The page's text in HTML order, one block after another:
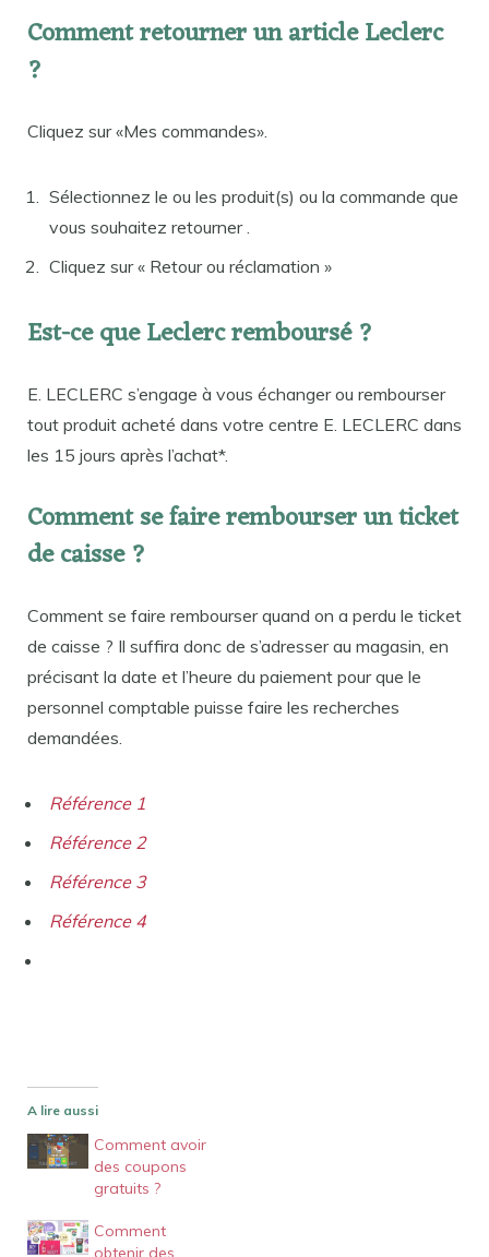
Comment retourner un article Leclerc
?
Cliquez sur «Mes commandes».
Sélectionnez le ou les produit(s) ou la commande que
vous souhaitez retourner .
Cliquez sur « Retour ou réclamation »
Est-ce que Leclerc remboursé ?
E. LECLERC s’engage à vous échanger ou rembourser
tout produit acheté dans votre centre E. LECLERC dans
les 15 jours après l’achat*.
Comment se faire rembourser un ticket
de caisse ?
Comment se faire rembourser quand on a perdu le ticket
de caisse ? Il suffira donc de s’adresser au magasin, en
précisant la date et l’heure du paiement pour que le
personnel comptable puisse faire les recherches
demandées.
Référence 1
Référence 2
Référence 3
Référence 4
A lire aussi
Comment avoir
des coupons
gratuits ?
Comment
obtenir des